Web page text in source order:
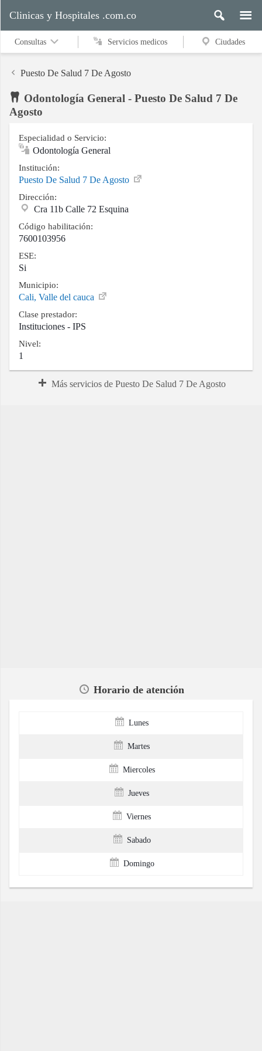
Servicios
medicos
Ciudades
Buscar
Contacto
Clinicas y Hospitales .com.co
Consultas Servicios medicos Ciudades
Puesto De Salud 7 De Agosto
Odontología General - Puesto De Salud 7 De
Agosto
Especialidad o Servicio:
Odontología General
Institución:
Puesto De Salud 7 De Agosto
Dirección:
Cra 11b Calle 72 Esquina
Código habilitación:
7600103956
ESE:
Si
Municipio:
Cali, Valle del cauca
Clase prestador:
Instituciones - IPS
Nivel:
1
Más servicios de Puesto De Salud 7 De Agosto
Horario de atención
Lunes
Martes
Miercoles
Jueves
Viernes
Sabado
Domingo